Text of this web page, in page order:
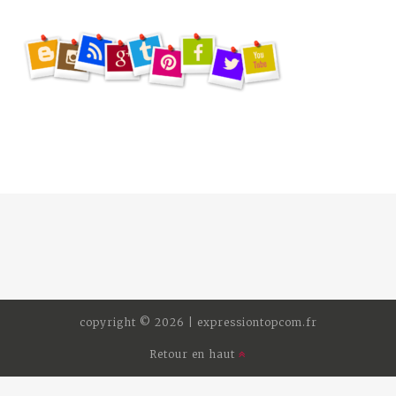
copyright © 2026 | expressiontopcom.fr
Retour en haut